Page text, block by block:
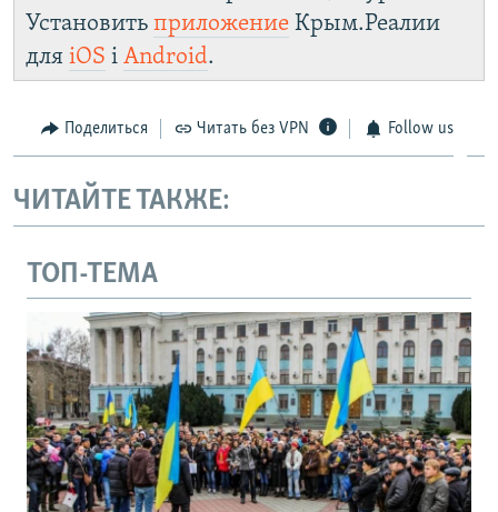
Установить приложение Крым.Реалии
для iOS і Android.
Поделиться Читать без VPN Follow us
ЧИТАЙТЕ ТАКЖЕ:
ТОП-ТЕМА